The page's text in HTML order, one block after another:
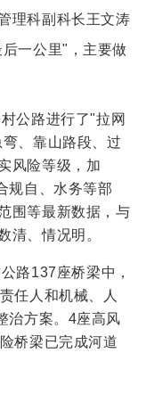
理科副科长王文涛
一公里"，主要做
公路进行了"拉网
、靠山路段、过
风险等级，加
规自、水务等部
围等最新数据，与
清、情况明。
路137座桥梁中，
任人和机械、人
治方案。4座高风
桥梁已完成河道